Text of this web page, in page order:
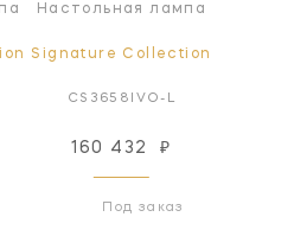
Настольная лампа
Signature Collection
CS3658IVO-L
160 432 ₽
Под заказ